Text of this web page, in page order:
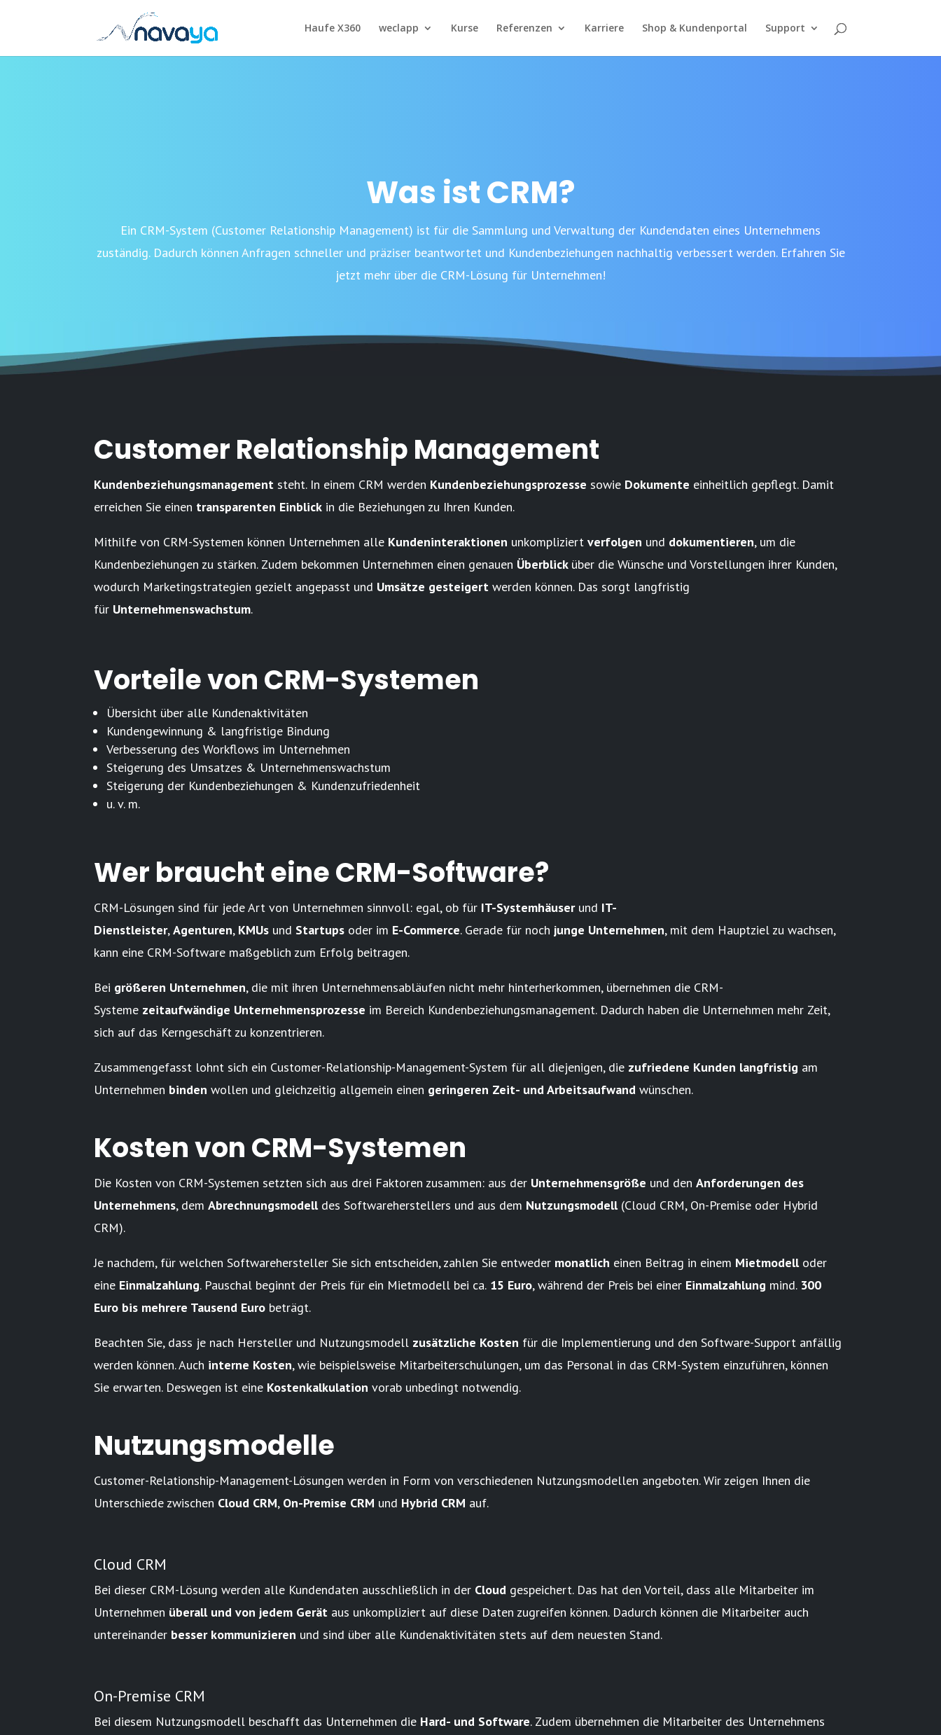
Haufe X360 weclapp Kurse Referenzen Karriere Shop & Kundenportal Support
Was ist CRM?
Ein CRM-System (Customer Relationship Management) ist für die Sammlung und Verwaltung der Kundendaten eines Unternehmens
zuständig. Dadurch können Anfragen schneller und präziser beantwortet und Kundenbeziehungen nachhaltig verbessert werden. Erfahren Sie
jetzt mehr über die CRM-Lösung für Unternehmen!
Customer Relationship Management
Kundenbeziehungsmanagement steht. In einem CRM werden Kundenbeziehungsprozesse sowie Dokumente einheitlich gepflegt. Damit
erreichen Sie einen transparenten Einblick in die Beziehungen zu Ihren Kunden.
Mithilfe von CRM-Systemen können Unternehmen alle Kundeninteraktionen unkompliziert verfolgen und dokumentieren, um die
Kundenbeziehungen zu stärken. Zudem bekommen Unternehmen einen genauen Überblick über die Wünsche und Vorstellungen ihrer Kunden,
wodurch Marketingstrategien gezielt angepasst und Umsätze gesteigert werden können. Das sorgt langfristig
für Unternehmenswachstum.
Vorteile von CRM-Systemen
Übersicht über alle Kundenaktivitäten
Kundengewinnung & langfristige Bindung
Verbesserung des Workflows im Unternehmen
Steigerung des Umsatzes & Unternehmenswachstum
Steigerung der Kundenbeziehungen & Kundenzufriedenheit
u. v. m.
Wer braucht eine CRM-Software?
CRM-Lösungen sind für jede Art von Unternehmen sinnvoll: egal, ob für IT-Systemhäuser und IT-
Dienstleister, Agenturen, KMUs und Startups oder im E-Commerce. Gerade für noch junge Unternehmen, mit dem Hauptziel zu wachsen,
kann eine CRM-Software maßgeblich zum Erfolg beitragen.
Bei größeren Unternehmen, die mit ihren Unternehmensabläufen nicht mehr hinterherkommen, übernehmen die CRM-
Systeme zeitaufwändige Unternehmensprozesse im Bereich Kundenbeziehungsmanagement. Dadurch haben die Unternehmen mehr Zeit,
sich auf das Kerngeschäft zu konzentrieren.
Zusammengefasst lohnt sich ein Customer-Relationship-Management-System für all diejenigen, die zufriedene Kunden langfristig am
Unternehmen binden wollen und gleichzeitig allgemein einen geringeren Zeit- und Arbeitsaufwand wünschen.
Kosten von CRM-Systemen
Die Kosten von CRM-Systemen setzten sich aus drei Faktoren zusammen: aus der Unternehmensgröße und den Anforderungen des
Unternehmens, dem Abrechnungsmodell des Softwareherstellers und aus dem Nutzungsmodell (Cloud CRM, On-Premise oder Hybrid
CRM).
Je nachdem, für welchen Softwarehersteller Sie sich entscheiden, zahlen Sie entweder monatlich einen Beitrag in einem Mietmodell oder
eine Einmalzahlung. Pauschal beginnt der Preis für ein Mietmodell bei ca. 15 Euro, während der Preis bei einer Einmalzahlung mind. 300
Euro bis mehrere Tausend Euro beträgt.
Beachten Sie, dass je nach Hersteller und Nutzungsmodell zusätzliche Kosten für die Implementierung und den Software-Support anfällig
werden können. Auch interne Kosten, wie beispielsweise Mitarbeiterschulungen, um das Personal in das CRM-System einzuführen, können
Sie erwarten. Deswegen ist eine Kostenkalkulation vorab unbedingt notwendig.
Nutzungsmodelle
Customer-Relationship-Management-Lösungen werden in Form von verschiedenen Nutzungsmodellen angeboten. Wir zeigen Ihnen die
Unterschiede zwischen Cloud CRM, On-Premise CRM und Hybrid CRM auf.
Cloud CRM
Bei dieser CRM-Lösung werden alle Kundendaten ausschließlich in der Cloud gespeichert. Das hat den Vorteil, dass alle Mitarbeiter im
Unternehmen überall und von jedem Gerät aus unkompliziert auf diese Daten zugreifen können. Dadurch können die Mitarbeiter auch
untereinander besser kommunizieren und sind über alle Kundenaktivitäten stets auf dem neuesten Stand.
On-Premise CRM
Bei diesem Nutzungsmodell beschafft das Unternehmen die Hard- und Software. Zudem übernehmen die Mitarbeiter des Unternehmens